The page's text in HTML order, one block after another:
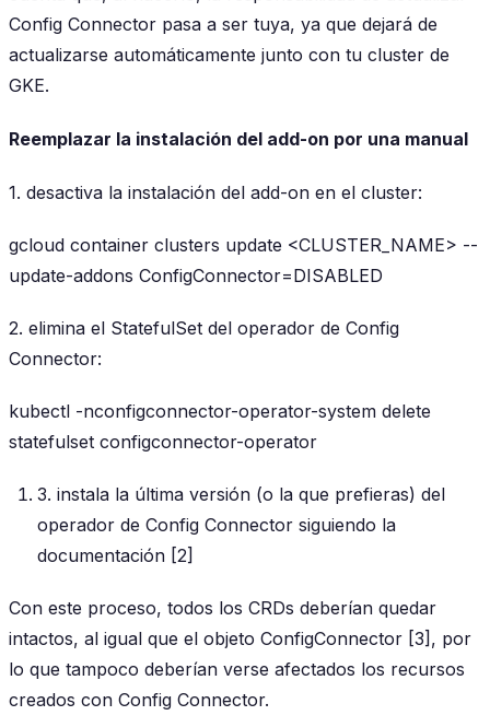
Config Connector pasa a ser tuya, ya que dejará de
actualizarse automáticamente junto con tu cluster de
GKE.
Reemplazar la instalación del add-on por una manual
1. desactiva la instalación del add-on en el cluster:
gcloud container clusters update <CLUSTER_NAME> --
update-addons ConfigConnector=DISABLED
2. elimina el StatefulSet del operador de Config
Connector:
kubectl -nconfigconnector-operator-system delete
statefulset configconnector-operator
3. instala la última versión (o la que prefieras) del
operador de Config Connector siguiendo la
documentación [2]
Con este proceso, todos los CRDs deberían quedar
intactos, al igual que el objeto ConfigConnector [3], por
lo que tampoco deberían verse afectados los recursos
creados con Config Connector.